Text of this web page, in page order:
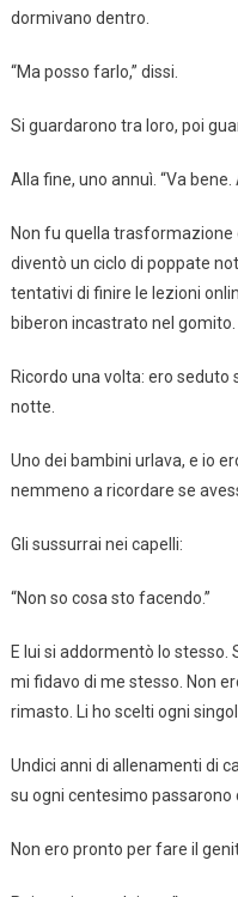
dormivano dentro.
“Ma posso farlo,” dissi.
Si guardarono tra loro, poi
Alla fine, uno annuì. “Va
Non fu quella trasformazione
diventò un ciclo di poppate
tentativi di finire le lezioni
biberon incastrato nel gomito.
Ricordo una volta: ero
notte.
Uno dei bambini urlava, e io
nemmeno a ricordare se
Gli sussurrai nei capelli:
“Non so cosa sto facendo.”
E lui si addormentò lo stesso.
mi fidavo di me stesso. Non
rimasto. Li ho scelti ogni
Undici anni di allenamenti di
su ogni centesimo passarono
Non ero pronto per fare il